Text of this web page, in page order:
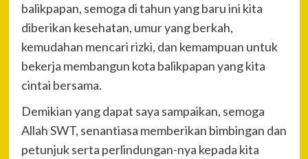
balikpapan, semoga di tahun yang baru ini kita
diberikan kesehatan, umur yang berkah,
kemudahan mencari rizki, dan kemampuan untuk
bekerja membangun kota balikpapan yang kita
cintai bersama.
Demikian yang dapat saya sampaikan, semoga
Allah SWT, senantiasa memberikan bimbingan dan
petunjuk serta perlindungan-nya kepada kita